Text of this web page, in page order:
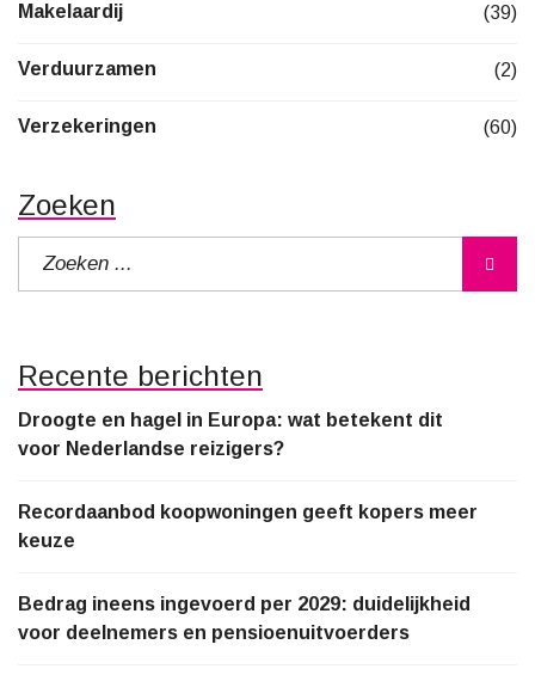
Makelaardij (39)
Verduurzamen (2)
Verzekeringen (60)
Zoeken
Recente berichten
Droogte en hagel in Europa: wat betekent dit
voor Nederlandse reizigers?
Recordaanbod koopwoningen geeft kopers meer
keuze
Bedrag ineens ingevoerd per 2029: duidelijkheid
voor deelnemers en pensioenuitvoerders